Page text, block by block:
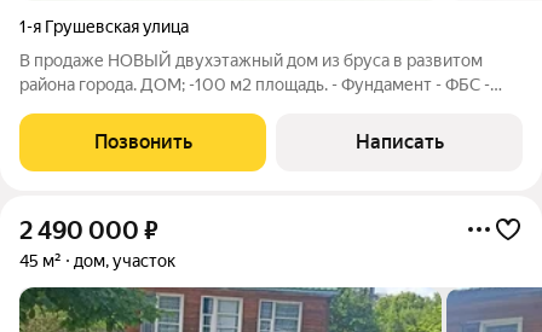
1-я Грушевская улица
В продаже НОВЫЙ двуxэтажный дом из бруса в развитом
района города. ДОМ; -100 м2 площaдь. - Фундамент - ФБС -
Первый этаж - ремонт, в санузле керамогранит - Септик - 4
кольца На первом этаже
Позвонить Написать
2 490 000 ₽
45 м² дом, участок